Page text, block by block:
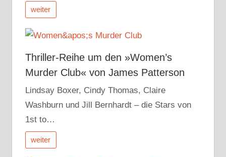
weiter
Thriller-Reihe um den »Women’s
Murder Club« von James Patterson
Lindsay Boxer, Cindy Thomas, Claire
Washburn und Jill Bernhardt – die Stars von
1st to…
weiter